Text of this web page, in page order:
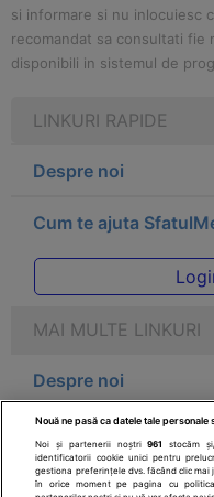
si informare si nu inlocuiesc
recomandat sa consultati fie
disponibili in sistemul de
LINKURI RAPIDE
Despre noi
Cum te ajuta
MAI MULTE LINKURI
Despre noi
Legal
Drepturile
Nouă ne pasă ca datele tale personale
Noi și partenerii noștri961
stocăm
identificatorii cookie unici pentru
gestiona preferințele dvs. făcând clic
în orice moment pe pagina cu